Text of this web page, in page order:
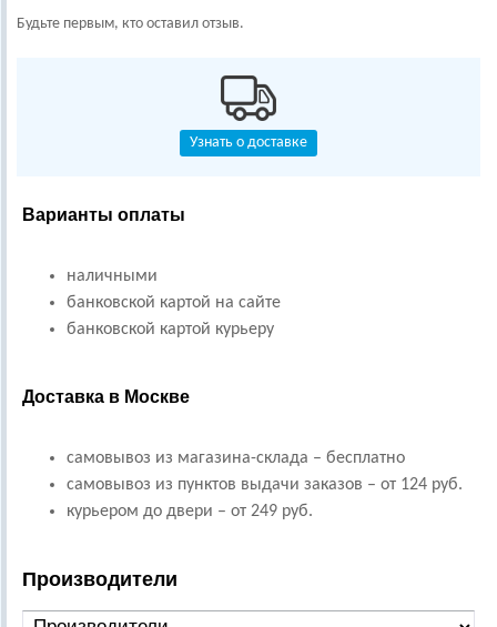
Будьте первым, кто оставил отзыв.
Узнать о доставке
Варианты оплаты
наличными
банковской картой на сайте
банковской картой курьеру
Доставка в Москве
самовывоз из магазина-склада – бесплатно
самовывоз из пунктов выдачи заказов – от 124 руб.
курьером до двери – от 249 руб.
Производители